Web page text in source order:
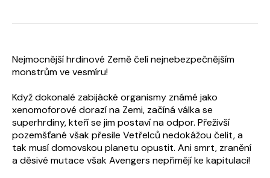
Nejmocnější hrdinové Země čelí nejnebezpečnějším
monstrům ve vesmíru!
Když dokonalé zabijácké organismy známé jako
xenomoforové dorazí na Zemi, začíná válka se
superhrdiny, kteří se jim postaví na odpor. Přeživší
pozemšťané však přesile Vetřelců nedokážou čelit, a
tak musí domovskou planetu opustit. Ani smrt, zranění
a děsivé mutace však Avengers nepřimějí ke kapitulaci!